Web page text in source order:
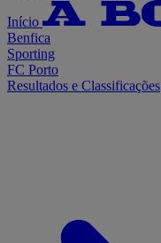
Início
Benfica
Sporting
FC Porto
Resultados e Classificações